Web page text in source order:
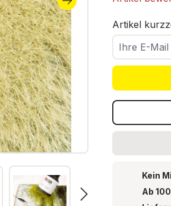
Artikel
Ihre E-Mail
Kein
Ab